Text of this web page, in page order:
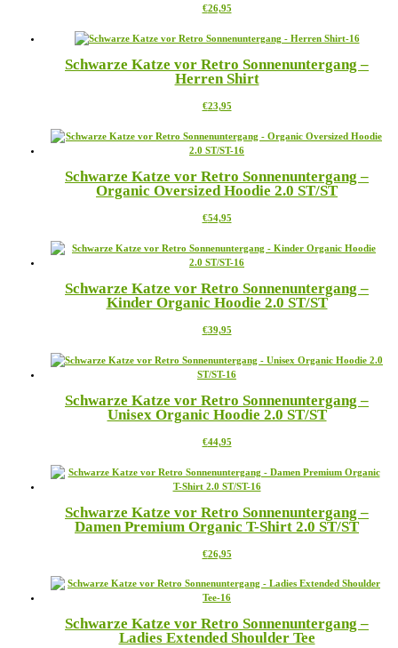
können
der
gewählt
werden
€26,95Dieses
weist
Varianten
auf.
Optionen
auf
der
gewählt
werden
Schwarze Katze vor Retro Sonnenuntergang –
Herren Shirt
€23,95Dieses
weist
mehrere
auf.
Die
können
der
Produktseite
werden
Schwarze Katze vor Retro Sonnenuntergang –
Organic Oversized Hoodie 2.0 ST/ST
€54,95Dieses
weist
mehrere
auf.
Die
können
der
Produktseite
werden
Schwarze Katze vor Retro Sonnenuntergang –
Kinder Organic Hoodie 2.0 ST/ST
€39,95Dieses
weist
mehrere
auf.
Die
können
der
Produktseite
werden
Schwarze Katze vor Retro Sonnenuntergang –
Unisex Organic Hoodie 2.0 ST/ST
€44,95Dieses
weist
mehrere
auf.
Die
können
der
Produktseite
werden
Schwarze Katze vor Retro Sonnenuntergang –
Damen Premium Organic T-Shirt 2.0 ST/ST
€26,95Dieses
weist
auf.
Die
Schwarze Katze vor Retro Sonnenuntergang –
Ladies Extended Shoulder Tee